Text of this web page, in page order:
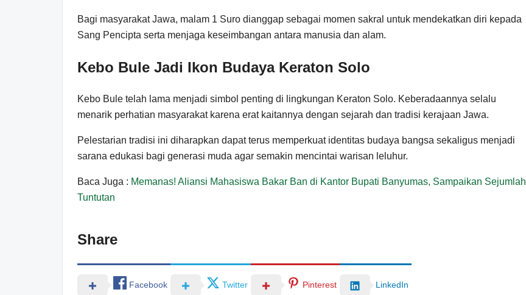
Bagi masyarakat Jawa, malam 1 Suro dianggap sebagai momen sakral untuk mendekatkan diri kepada
Sang Pencipta serta menjaga keseimbangan antara manusia dan alam.
Kebo Bule Jadi Ikon Budaya Keraton Solo
Kebo Bule telah lama menjadi simbol penting di lingkungan Keraton Solo. Keberadaannya selalu
menarik perhatian masyarakat karena erat kaitannya dengan sejarah dan tradisi kerajaan Jawa.
Pelestarian tradisi ini diharapkan dapat terus memperkuat identitas budaya bangsa sekaligus menjadi
sarana edukasi bagi generasi muda agar semakin mencintai warisan leluhur.
Baca Juga : Memanas! Aliansi Mahasiswa Bakar Ban di Kantor Bupati Banyumas, Sampaikan Sejumlah
Tuntutan
Share
Facebook Twitter Pinterest LinkedIn